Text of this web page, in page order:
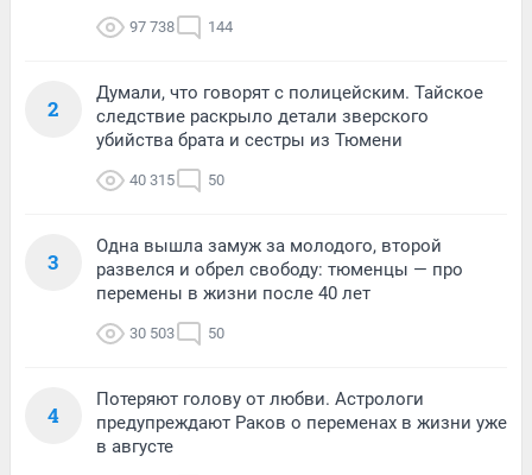
97 738 144
2
Думали, что говорят с полицейским. Тайское
следствие раскрыло детали зверского
убийства брата и сестры из Тюмени
40 315 50
3
Одна вышла замуж за молодого, второй
развелся и обрел свободу: тюменцы — про
перемены в жизни после 40 лет
30 503 50
4
Потеряют голову от любви. Астрологи
предупреждают Раков о переменах в жизни уже
в августе